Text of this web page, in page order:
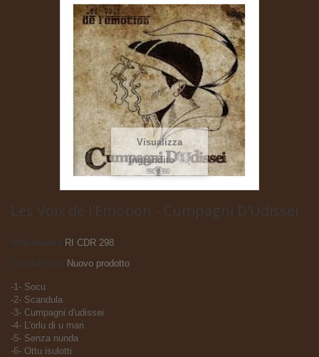
Visualizza
ingrandito
Les Voix de l'Emotion - Cumpagni D'Udissei
Riferimento
RI CDR 298
Nuovo prodotto
-1- Socu
-2- Scandula
-3- Cumpagni d'udissei
-4- L'orlu di u mari
-5- Senza nunda
-6- Ottu isulotti